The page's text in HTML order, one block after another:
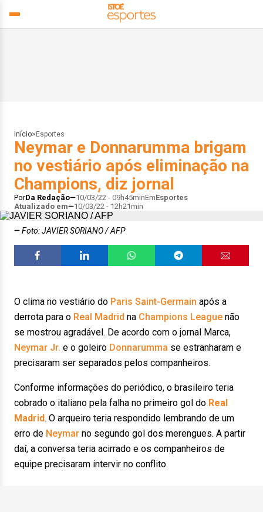
Início> Esportes
Neymar e Donnarumma brigam
no vestiário após eliminação na
Champions, diz jornal
PorDa Redação 10/03/22 - 09h45minEmEsportes
Atualizado em
10/03/22 - 12h21min
Foto: JAVIER SORIANO / AFP
O clima no vestiário do Paris Saint-Germain após a
derrota para o Real Madrid na Champions League não
se mostrou agradável. De acordo com o jornal Marca,
Neymar Jr. e o goleiro Donnarumma se estranharam e
precisaram ser separados pelos companheiros.
Conforme informações do periódico, o brasileiro teria
cobrado o italiano pela falha no primeiro gol do Real
Madrid. O arqueiro teria respondido lembrando de um
erro de Neymar no segundo gol dos merengues. A partir
daí, a conversa teria acirrado e os companheiros de
equipe precisaram intervir no conflito.